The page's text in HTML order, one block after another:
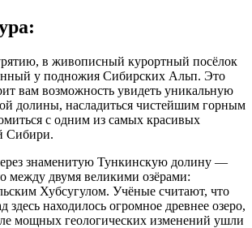
в живописный курортный посёлок
у подножия Сибирских Альп. Это
вам возможность увидеть уникальную
долины, насладиться чистейшим горным
с одним из самых красивых
Сибири.
знаменитую Тункинскую долину —
между двумя великими озёрами:
Хубсугулом. Учёные считают, что
здесь находилось огромное древнее озеро,
мощных геологических изменений ушли